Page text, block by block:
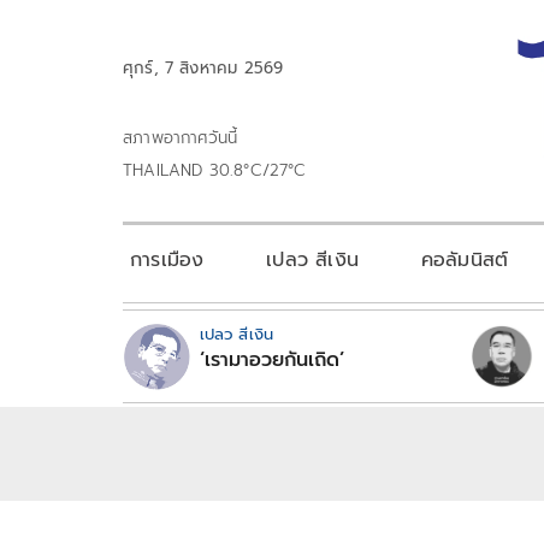
ศุกร์, 7 สิงหาคม 2569
สภาพอากาศวันนี้
THAILAND 30.8°C/27°C
การเมือง เปลว สีเงิน คอลัมนิสต์
เปลว สีเงิน
‘เรามาอวยกันเถิด’